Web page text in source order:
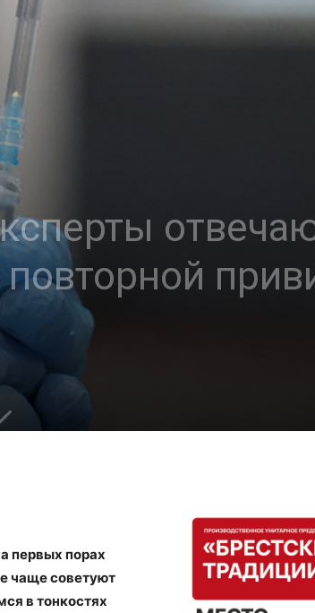
первых порах
чаще советуют
в тонкостях